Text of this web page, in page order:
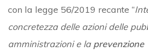
con la legge 56/2019 recante “
concretezza delle azioni delle
amministrazioni e la prevenzione